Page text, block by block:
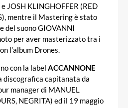
JOSH KLINGHOFFER (RED
mentre il Mastering è stato
del suono GIOVANNI
per aver masterizzato tra i
l’album Drones.
con la label ACCANNONE
discografica capitanata da
manager di MANUEL
NEGRITA) ed il 19 maggio